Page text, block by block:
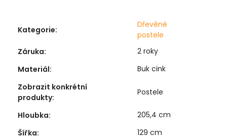
Kategorie:
Dřevěné
postele
Záruka:
2 roky
Materiál:
Buk cink
Zobrazit konkrétní
produkty:
Postele
Hloubka:
205,4 cm
Šířka:
129 cm